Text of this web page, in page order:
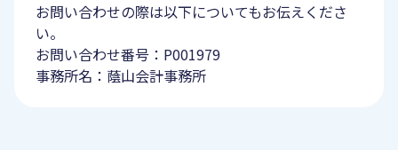
お問い合わせの際は以下についてもお伝えくださ
い。
お問い合わせ番号：P001979
事務所名：蔭山会計事務所